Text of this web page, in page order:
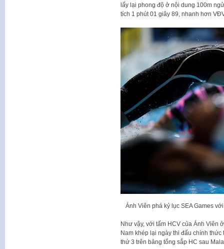
lấy lại phong độ ở nội dung 100m
tích 1 phút 01 giây 89, nhanh hơn
Ánh Viên phá kỷ lục SEA Games
Như vậy, với tấm HCV của Ánh Viên
Nam khép lại ngày thi đấu chính thức
thứ 3 trên bảng tổng sắp HC sau